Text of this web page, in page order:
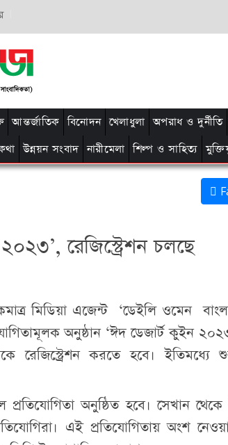
আন্তর্জাতিক বিনোদন খেলাধুলা অপরাধ ও দুর্নীতি
উন্নয়ন সংবাদ নারীমেলা শিল্প ও সাহিত্য
রেজিস্ট্রেশন চলছে
মিডিয়া এজেন্ট ‘ডেইলি ওমেন
অনুষ্ঠান ‘ঈদ ডেজার্ট কুইন
রেজিস্ট্রেশন করতে হবে। ইতিমধ্যে
অনুষ্ঠিত হবে। সেখান থেকে
এই প্রতিযোগিতায় অংশ